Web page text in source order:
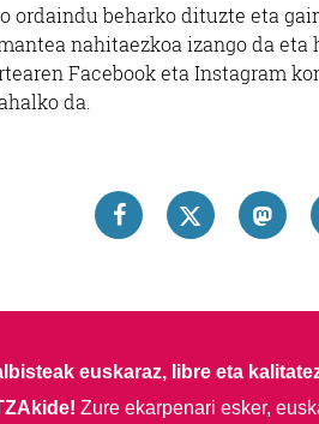
ordaindu beharko dituzte eta
nahitaezkoa izango da eta
Facebook eta Instagram
da.
euskaraz, libre eta
Zure ekarpenari esker,